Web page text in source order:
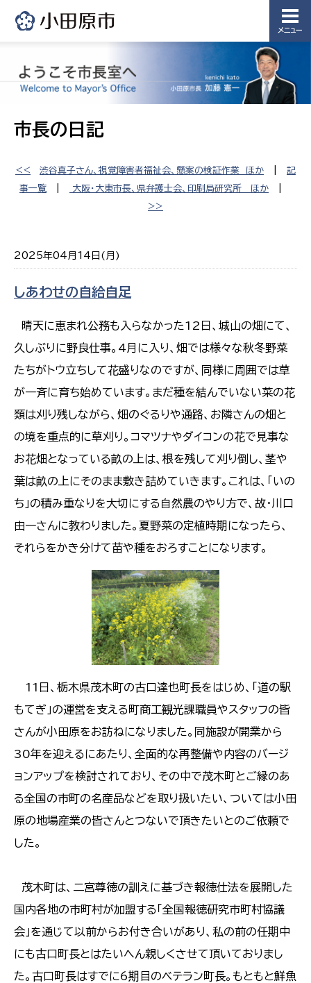
メニュー
市長の日記
<< 渋谷真子さん、視覚障害者福祉会、懸案の検証作業 ほか
記
事一覧
大阪・大東市長、県弁護士会、印刷局研究所 ほか
>>
2025年04月14日(月)
しあわせの自給自足
晴天に恵まれ公務も入らなかった12日、城山の畑にて、
久しぶりに野良仕事。4月に入り、畑では様々な秋冬野菜
たちがトウ立ちして花盛りなのですが、同様に周囲では草
が一斉に育ち始めています。まだ種を結んでいない菜の花
類は刈り残しながら、畑のぐるりや通路、お隣さんの畑と
の境を重点的に草刈り。コマツナやダイコンの花で見事な
お花畑となっている畝の上は、根を残して刈り倒し、茎や
葉は畝の上にそのまま敷き詰めていきます。これは、「いの
ち」の積み重なりを大切にする自然農のやり方で、故・川口
由一さんに教わりました。夏野菜の定植時期になったら、
それらをかき分けて苗や種をおろすことになります。
11日、栃木県茂木町の古口達也町長をはじめ、「道の駅
もてぎ」の運営を支える町商工観光課職員やスタッフの皆
さんが小田原をお訪ねになりました。同施設が開業から
30年を迎えるにあたり、全面的な再整備や内容のバージ
ョンアップを検討されており、その中で茂木町とご縁のあ
る全国の市町の名産品などを取り扱いたい、ついては小田
原の地場産業の皆さんとつないで頂きたいとのご依頼で
した。
茂木町は、二宮尊徳の訓えに基づき報徳仕法を展開した
国内各地の市町村が加盟する「全国報徳研究市町村協議
会」を通じて以前からお付き合いがあり、私の前の任期中
にも古口町長とはたいへん親しくさせて頂いておりまし
た。古口町長はすでに6期目のベテラン町長。もともと鮮魚